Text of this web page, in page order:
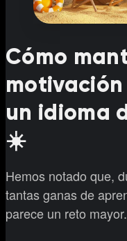
Cómo
un idioma
☀️
Hemos notado que,
tantas ganas de
parece un reto mayor.